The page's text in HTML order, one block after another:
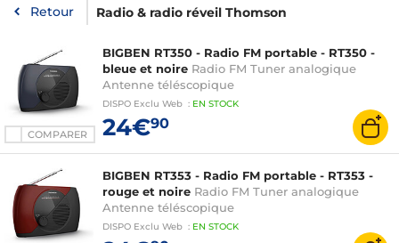
Retour Radio & radio réveil Thomson
COMPARER
BIGBEN RT350 - Radio FM portable - RT350 -
bleue et noire Radio FM Tuner analogique
Antenne téléscopique
DISPO Exclu Web : EN STOCK
24€90
BIGBEN RT353 - Radio FM portable - RT353 -
rouge et noire Radio FM Tuner analogique
Antenne téléscopique
DISPO Exclu Web : EN STOCK